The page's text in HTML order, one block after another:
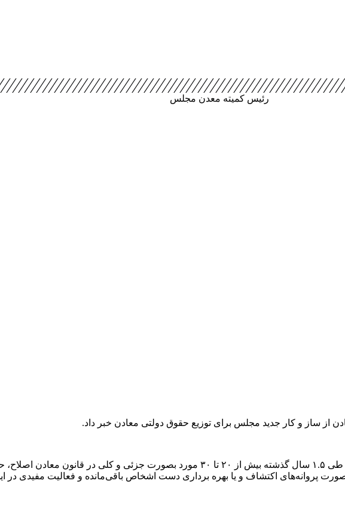
از ساز و کار جدید مجلس برای توزیع حقوق دولتی معادن خبر داد.
اله‌وردی دهقانی درخصوص روند اصلاح قانون معادن به صنایع اعلام کرد: طی ۱.۵ سال گذشته بیش از ۲۰ تا ۳۰
پروانه‌های اکتشاف و یا بهره برداری دست اشخاص باقی‌مانده و فعالیت مفیدی در